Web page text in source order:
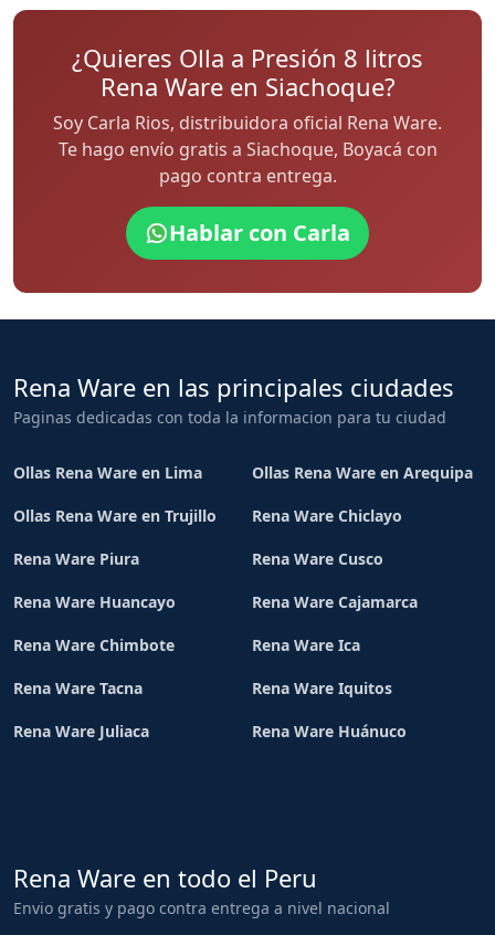
¿Quieres Olla a Presión 8 litros
Rena Ware en Siachoque?
Soy Carla Rios, distribuidora oficial Rena Ware.
Te hago envío gratis a Siachoque, Boyacá con
pago contra entrega.
Hablar con Carla
Rena Ware en las principales ciudades
Paginas dedicadas con toda la informacion para tu ciudad
Ollas Rena Ware en Lima Ollas Rena Ware en Arequipa
Ollas Rena Ware en Trujillo Rena Ware Chiclayo
Rena Ware Piura Rena Ware Cusco
Rena Ware Huancayo Rena Ware Cajamarca
Rena Ware Chimbote Rena Ware Ica
Rena Ware Tacna Rena Ware Iquitos
Rena Ware Juliaca Rena Ware Huánuco
Rena Ware en todo el Peru
Envio gratis y pago contra entrega a nivel nacional